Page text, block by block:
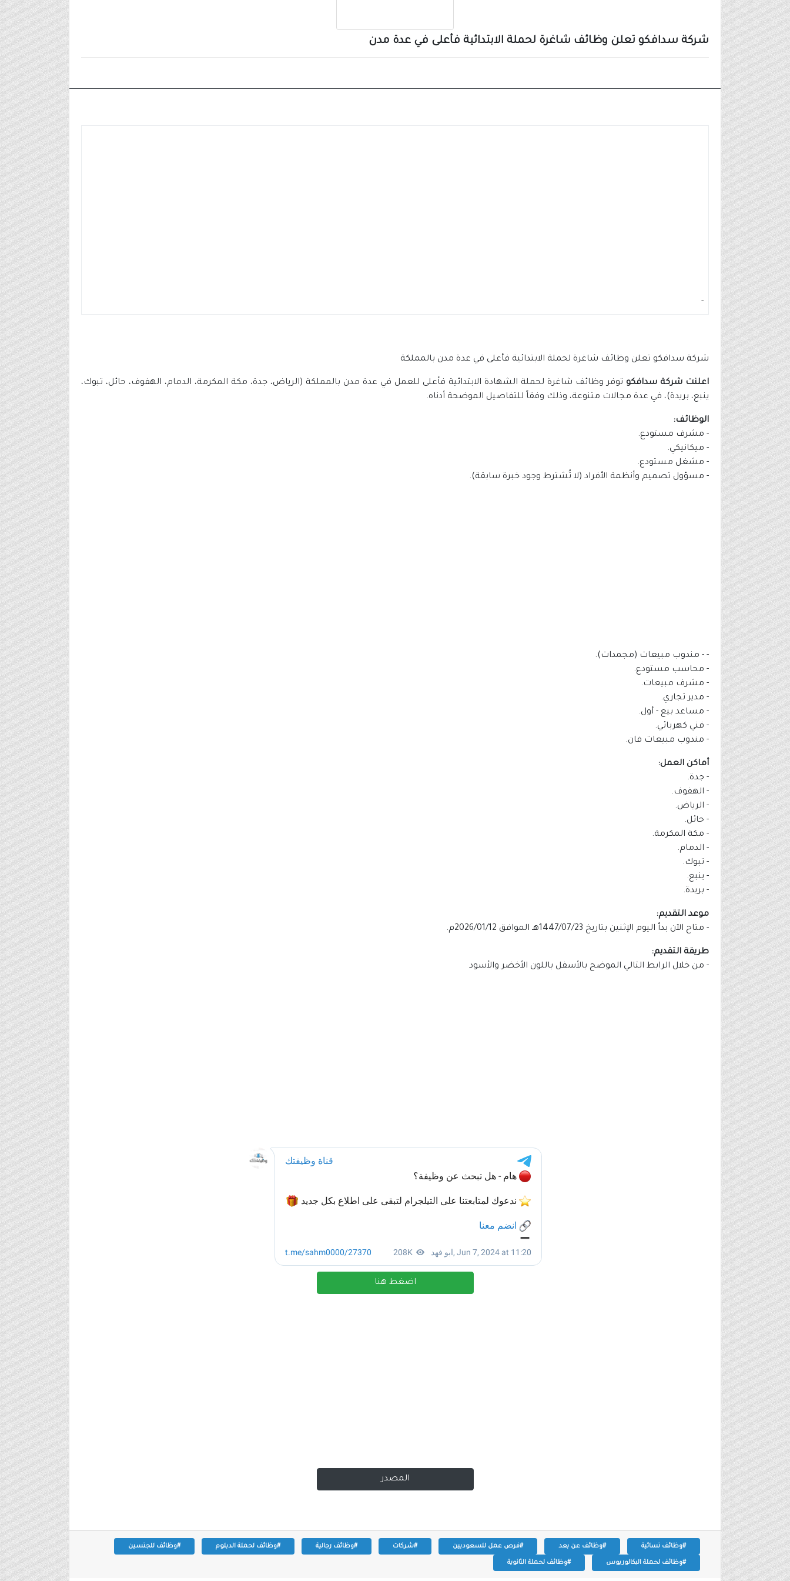
شركة سدافكو تعلن وظائف شاغرة لحملة الابتدائية فأعلى في عدة مدن
-
شركة سدافكو تعلن وظائف شاغرة لحملة الابتدائية فأعلى في عدة مدن بالمملكة
اعلنت شركة سدافكو توفر وظائف شاغرة لحملة الشهادة الابتدائية فأعلى للعمل في عدة مدن بالمملكة (الرياض، جدة، مكة المكرمة، الدمام، الهفوف، حائل، تبوك،
ينبع، بريدة)، في عدة مجالات متنوعة، وذلك وفقاً للتفاصيل الموضحة أدناه.
الوظائف:
- مشرف مستودع.
- ميكانيكي.
- مشغل مستودع.
- مسؤول تصميم وأنظمة الأفراد (لا تُشترط وجود خبرة سابقة).
- - مندوب مبيعات (مجمدات).
- محاسب مستودع.
- مشرف مبيعات.
- مدير تجاري.
- مساعد بيع - أول.
- فني كهربائي.
- مندوب مبيعات فان.
أماكن العمل:
- جدة.
- الهفوف.
- الرياض.
- حائل.
- مكة المكرمة.
- الدمام.
- تبوك.
- ينبع.
- بريدة.
موعد التقديم:
- متاح الآن بدأ اليوم الإثنين بتاريخ 1447/07/23هـ الموافق 2026/01/12م.
طريقة التقديم:
- من خلال الرابط التالي الموضح بالأسفل باللون الأخضر والأسود
اضغط هنا
المصدر
#وظائف نسائية #وظائف عن بعد #فرص عمل للسعوديين #شركات #وظائف رجالية #وظائف لحملة الدبلوم #وظائف للجنسين
#وظائف لحملة البكالوريوس #وظائف لحملة الثانوية